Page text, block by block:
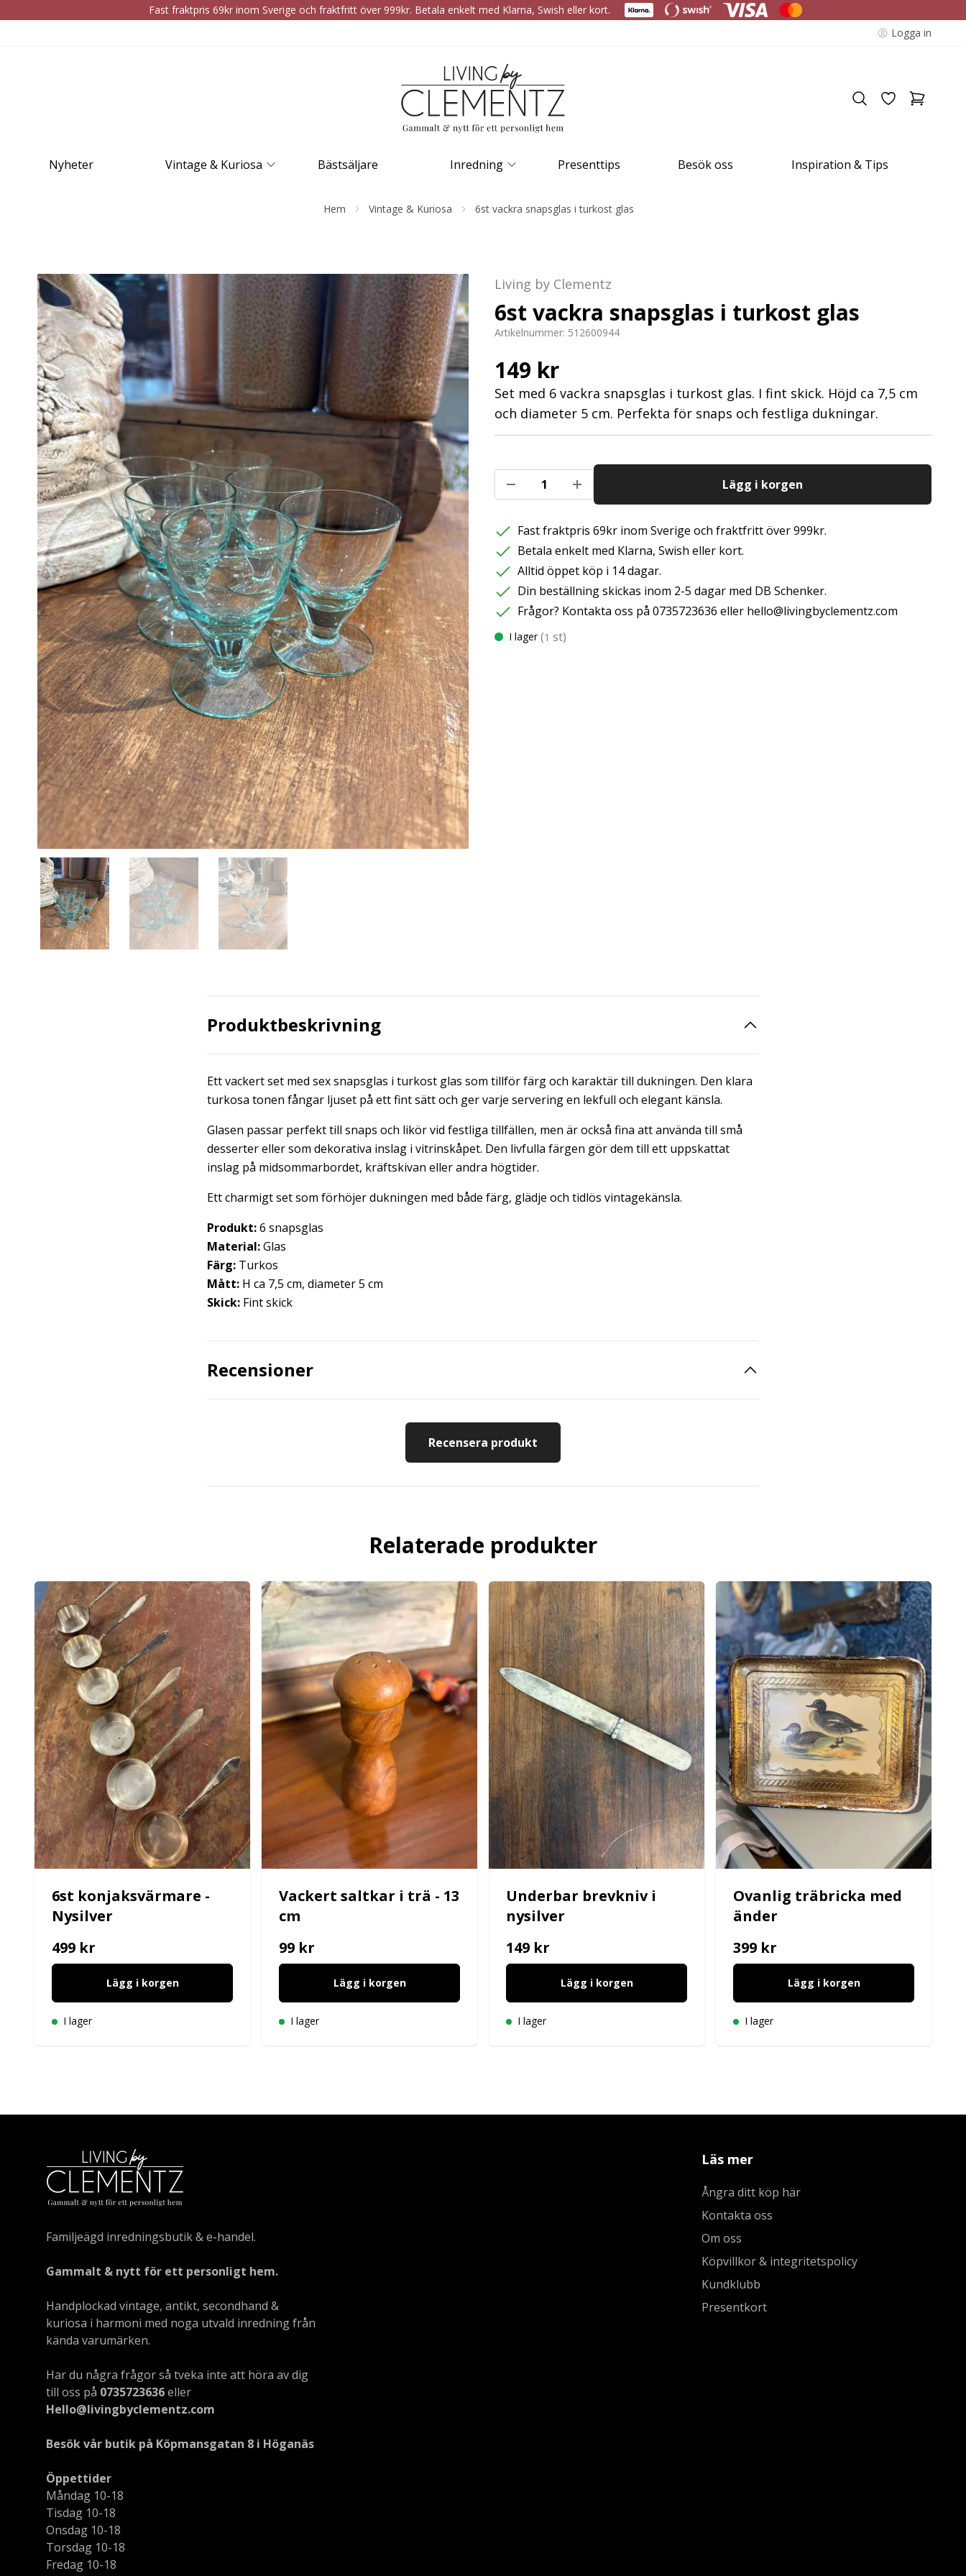
Fast fraktpris 69kr inom Sverige och fraktfritt över 999kr. Betala enkelt med Klarna, Swish eller kort.
Logga in
Nyheter Vintage & Kuriosa Bästsäljare Inredning Presenttips Besök oss Inspiration & Tips
Hem Vintage & Kuriosa 6st vackra snapsglas i turkost glas
Living by Clementz
6st vackra snapsglas i turkost glas
Artikelnummer: 512600944
149 kr
Set med 6 vackra snapsglas i turkost glas. I fint skick. Höjd ca 7,5 cm
och diameter 5 cm. Perfekta för snaps och festliga dukningar.
Lägg i korgen
Fast fraktpris 69kr inom Sverige och fraktfritt över 999kr.
Betala enkelt med Klarna, Swish eller kort.
Alltid öppet köp i 14 dagar.
Din beställning skickas inom 2-5 dagar med DB Schenker.
Frågor? Kontakta oss på 0735723636 eller hello@livingbyclementz.com
I lager (1 st)
Produktbeskrivning
Ett vackert set med sex snapsglas i turkost glas som tillför färg och karaktär till dukningen. Den klara
turkosa tonen fångar ljuset på ett fint sätt och ger varje servering en lekfull och elegant känsla.
Glasen passar perfekt till snaps och likör vid festliga tillfällen, men är också fina att använda till små
desserter eller som dekorativa inslag i vitrinskåpet. Den livfulla färgen gör dem till ett uppskattat
inslag på midsommarbordet, kräftskivan eller andra högtider.
Ett charmigt set som förhöjer dukningen med både färg, glädje och tidlös vintagekänsla.
Produkt:6 snapsglas
Material:Glas
Färg: Turkos
Mått: H ca 7,5 cm, diameter 5 cm
Skick: Fint skick
Recensioner
Recensera produkt
Relaterade produkter
6st konjaksvärmare -
Nysilver
499 kr
Lägg i korgen
I lager
Vackert saltkar i trä - 13
cm
99 kr
Lägg i korgen
I lager
Underbar brevkniv i
nysilver
149 kr
Lägg i korgen
I lager
Ovanlig träbricka med
änder
399 kr
Lägg i korgen
I lager
Familjeägd inredningsbutik & e-handel.
Gammalt & nytt för ett personligt hem.
Handplockad vintage, antikt, secondhand &
kuriosa i harmoni med noga utvald inredning från
kända varumärken.
Har du några frågor så tveka inte att höra av dig
till oss på 0735723636eller
Hello@livingbyclementz.com
Besök vår butik på Köpmansgatan 8 i Höganäs
Öppettider
Måndag 10-18
Tisdag 10-18
Onsdag 10-18
Torsdag 10-18
Fredag 10-18
Läs mer
Ångra ditt köp här
Kontakta oss
Om oss
Köpvillkor & integritetspolicy
Kundklubb
Presentkort